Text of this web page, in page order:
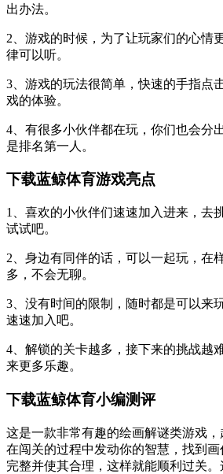
出办法。
2、游戏的时候，为了让玩家们的心情
律可以听。
3、游戏的玩法很简单，快速的手指点
戏的体验。
4、有很多小伙伴都在玩，你们也会分
是排名第一人。
下载蓝鲸体育游戏亮点
1、喜欢的小伙伴们速速加入进来，去
试试吧。
2、身边有同伴的话，可以一起玩，在
多，不会无聊。
3、没有时间的限制，随时都是可以来
速速加入吧。
4、解锁的关卡越多，接下来的挑战越
来更多乐趣。
下载蓝鲸体育小编测评
这是一款非常有趣的绘画解谜类游戏，
在闯关的过程中发动你的智慧，找到
完整并使其合理，这样就能顺利过关